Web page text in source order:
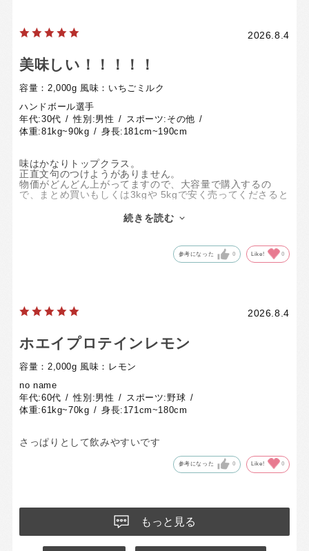
2026.8.4
美味しい！！！！！
容量：2,000g 風味：いちごミルク
ハンドボール選手
年代:30代 性別:男性 スポーツ: その他
体重:81kg~90kg 身長: 181cm~190cm
味はかなりトップクラス。
正直文句のつけようがありません。
物価がどんどん上がってますので、大容量で購入するの
で、まとめ買いもしくは3kgや 5kgで安く売ってくださると
今後もお世話になると思います。
続きを読む
参考になった 0 Like! 0
2026.8.4
ホエイプロテインレモン
容量：2,000g 風味：レモン
no name
年代:60代 性別:男性 スポーツ: 野球
体重:61kg~70kg 身長: 171cm~180cm
さっぱりとして飲みやすいです
参考になった 0 Like! 0
もっと見る